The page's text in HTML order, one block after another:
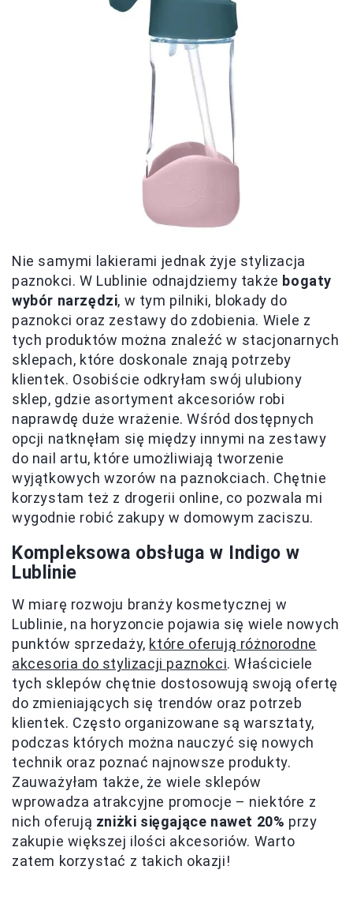
Nie samymi lakierami jednak żyje stylizacja
paznokci. W Lublinie odnajdziemy także bogaty
wybór narzędzi, w tym pilniki, blokady do
paznokci oraz zestawy do zdobienia. Wiele z
tych produktów można znaleźć w stacjonarnych
sklepach, które doskonale znają potrzeby
klientek. Osobiście odkryłam swój ulubiony
sklep, gdzie asortyment akcesoriów robi
naprawdę duże wrażenie. Wśród dostępnych
opcji natknęłam się między innymi na zestawy
do nail artu, które umożliwiają tworzenie
wyjątkowych wzorów na paznokciach. Chętnie
korzystam też z drogerii online, co pozwala mi
wygodnie robić zakupy w domowym zaciszu.
Kompleksowa obsługa w Indigo w
Lublinie
W miarę rozwoju branży kosmetycznej w
Lublinie, na horyzoncie pojawia się wiele nowych
punktów sprzedaży, które oferują różnorodne
akcesoria do stylizacji paznokci. Właściciele
tych sklepów chętnie dostosowują swoją ofertę
do zmieniających się trendów oraz potrzeb
klientek. Często organizowane są warsztaty,
podczas których można nauczyć się nowych
technik oraz poznać najnowsze produkty.
Zauważyłam także, że wiele sklepów
wprowadza atrakcyjne promocje – niektóre z
nich oferują zniżki sięgające nawet 20% przy
zakupie większej ilości akcesoriów. Warto
zatem korzystać z takich okazji!